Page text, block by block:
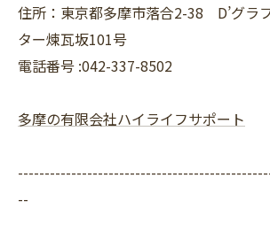
住所：東京都多摩市落合2-38 D’グラ
ター煉瓦坂101号
電話番号 :042-337-8502
多摩の有限会社ハイライフサポート
--